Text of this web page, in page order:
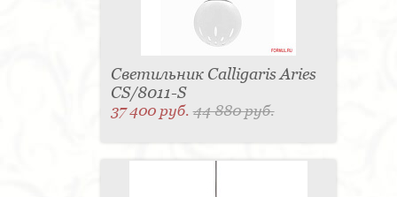
Светильник Calligaris Aries
CS/8011-S
37 400 руб.44 880 руб.